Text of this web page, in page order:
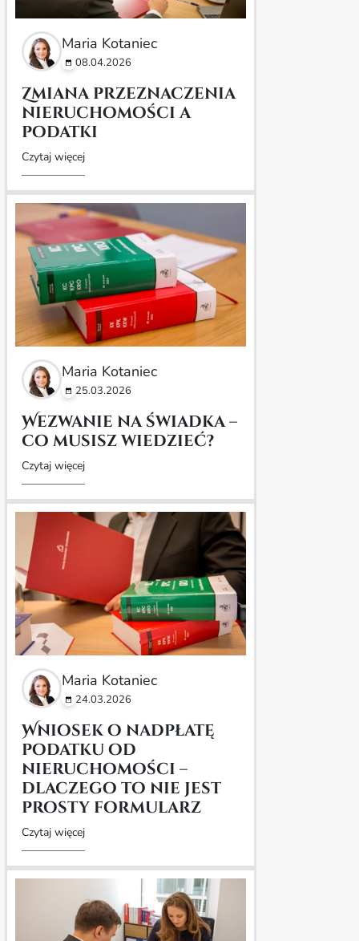
Maria Kotaniec
08.04.2026
Zmiana przeznaczenia
nieruchomości a
podatki
Czytaj więcej
Maria Kotaniec
25.03.2026
Wezwanie na świadka –
co musisz wiedzieć?
Czytaj więcej
Maria Kotaniec
24.03.2026
Wniosek o nadpłatę
podatku od
nieruchomości –
dlaczego to nie jest
prosty formularz
Czytaj więcej